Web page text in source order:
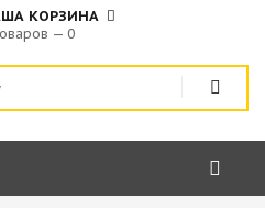
КОРЗИНА
— 0